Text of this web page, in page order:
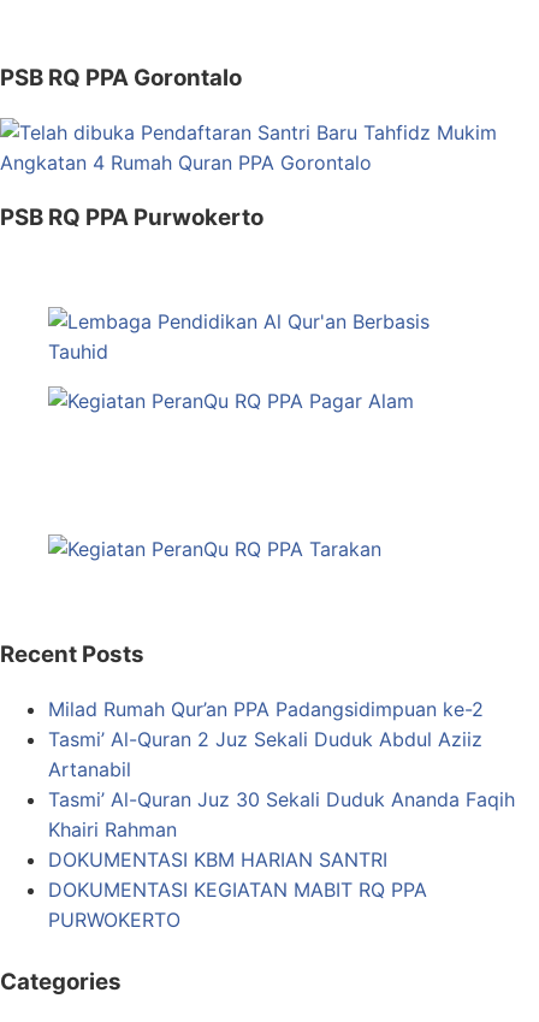
PSB RQ PPA Gorontalo
PSB RQ PPA Purwokerto
Recent Posts
Milad Rumah Qur’an PPA Padangsidimpuan ke-2
Tasmi’ Al-Quran 2 Juz Sekali Duduk Abdul Aziiz
Artanabil
Tasmi’ Al-Quran Juz 30 Sekali Duduk Ananda Faqih
Khairi Rahman
DOKUMENTASI KBM HARIAN SANTRI
DOKUMENTASI KEGIATAN MABIT RQ PPA
PURWOKERTO
Categories